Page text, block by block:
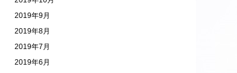
2019年9月
2019年8月
2019年7月
2019年6月